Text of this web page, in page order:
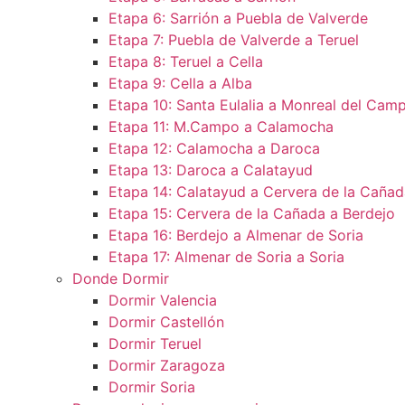
Etapa 6: Sarrión a Puebla de Valverde
Etapa 7: Puebla de Valverde a Teruel
Etapa 8: Teruel a Cella
Etapa 9: Cella a Alba
Etapa 10: Santa Eulalia a Monreal del
Etapa 11: M.Campo a Calamocha​
Etapa 12: Calamocha a Daroca ​
Etapa 13: Daroca a Calatayud
Etapa 14: Calatayud a Cervera de la
Etapa 15: Cervera de la Cañada a Berdejo
Etapa 16: Berdejo a Almenar de Soria
Etapa 17: Almenar de Soria a Soria ​
Donde Dormir
Dormir Valencia
Dormir Castellón
Dormir Teruel
Dormir Zaragoza
Dormir Soria